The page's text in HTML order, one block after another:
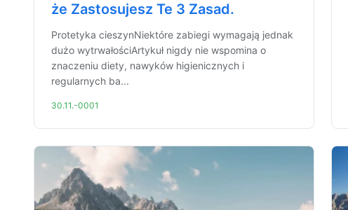
że Zastosujesz Te 3 Zasad.
Protetyka cieszynNiektóre zabiegi wymagają jednak
dużo wytrwałościArtykuł nigdy nie wspomina o
znaczeniu diety, nawyków higienicznych i
regularnych ba...
30.11.-0001